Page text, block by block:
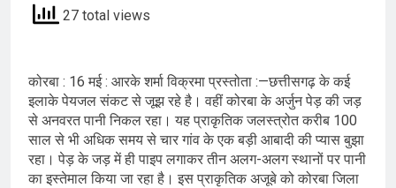
27 total views
कोरबा : 16 मई : आरके शर्मा विक्रमा प्रस्तोता :—छत्तीसगढ़ के कई
इलाके पेयजल संकट से जूझ रहे है। वहीं कोरबा के अर्जुन पेड़ की जड़
से अनवरत पानी निकल रहा। यह प्राकृतिक जलस्त्रोत करीब 100
साल से भी अधिक समय से चार गांव के एक बड़ी आबादी की प्यास बुझा
रहा। पेड़ के जड़ में ही पाइप लगाकर तीन अलग-अलग स्थानों पर पानी
का इस्तेमाल किया जा रहा है। इस प्राकृतिक अजूबे को कोरबा जिला